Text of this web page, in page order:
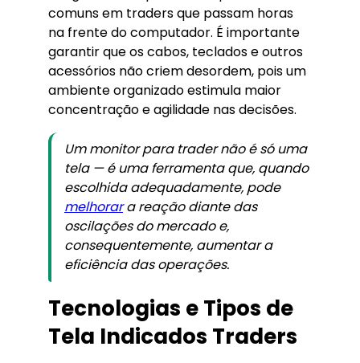
comuns em traders que passam horas
na frente do computador. É importante
garantir que os cabos, teclados e outros
acessórios não criem desordem, pois um
ambiente organizado estimula maior
concentração e agilidade nas decisões.
Um monitor para trader não é só uma
tela — é uma ferramenta que, quando
escolhida adequadamente, pode
melhorara reação diante das
oscilações do mercado e,
consequentemente, aumentar a
eficiência das operações.
Tecnologias e Tipos de
Tela Indicados Traders